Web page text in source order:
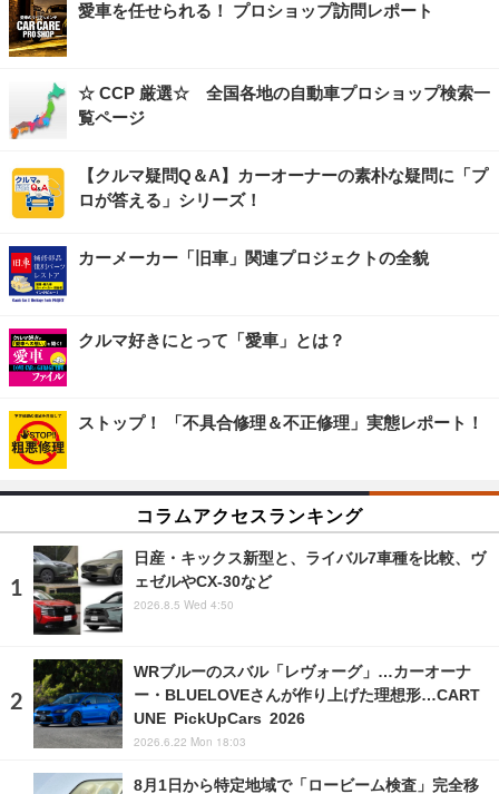
愛車を任せられる！ プロショップ訪問レポート
☆ CCP 厳選☆ 全国各地の自動車プロショップ検索一
覧ページ
【クルマ疑問Q＆A】カーオーナーの素朴な疑問に「プ
ロが答える」シリーズ！
カーメーカー「旧車」関連プロジェクトの全貌
クルマ好きにとって「愛車」とは？
ストップ！ 「不具合修理＆不正修理」実態レポート！
コラムアクセスランキング
日産・キックス新型と、ライバル7車種を比較、ヴ
ェゼルやCX-30など
2026.8.5 Wed 4:50
WRブルーのスバル「レヴォーグ」…カーオーナ
ー・BLUELOVEさんが作り上げた理想形…CART
UNE PickUpCars 2026
2026.6.22 Mon 18:03
8月1日から特定地域で「ロービーム検査」完全移